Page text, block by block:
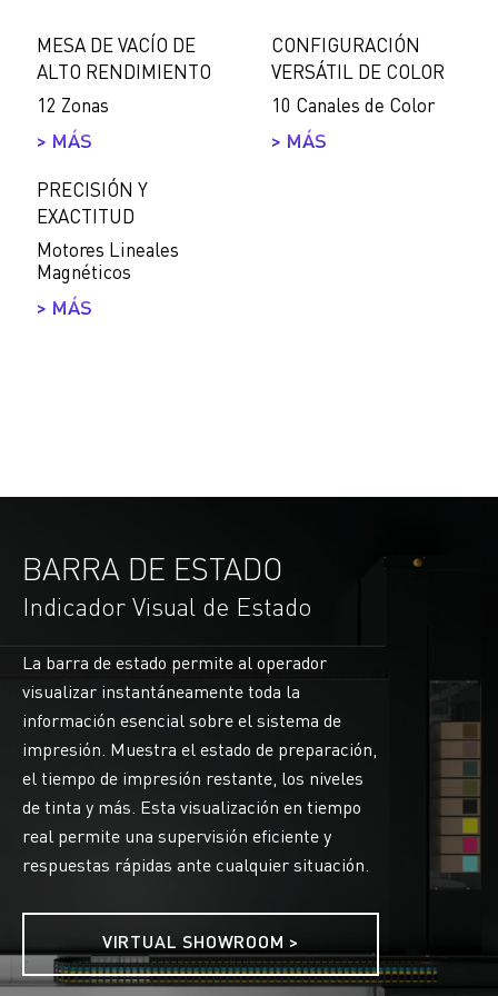
MESA DE VACÍO DE
ALTO RENDIMIENTO
12 Zonas
> MÁS
CONFIGURACIÓN
VERSÁTIL DE COLOR
10 Canales de Color
> MÁS
PRECISIÓN Y
EXACTITUD
Motores Lineales
Magnéticos
> MÁS
BARRA DE ESTADO
Indicador Visual de Estado
La barra de estado permite al operador
visualizar instantáneamente toda la
información esencial sobre el sistema de
impresión. Muestra el estado de preparación,
el tiempo de impresión restante, los niveles
de tinta y más. Esta visualización en tiempo
real permite una supervisión eficiente y
respuestas rápidas ante cualquier situación.
VIRTUAL SHOWROOM >